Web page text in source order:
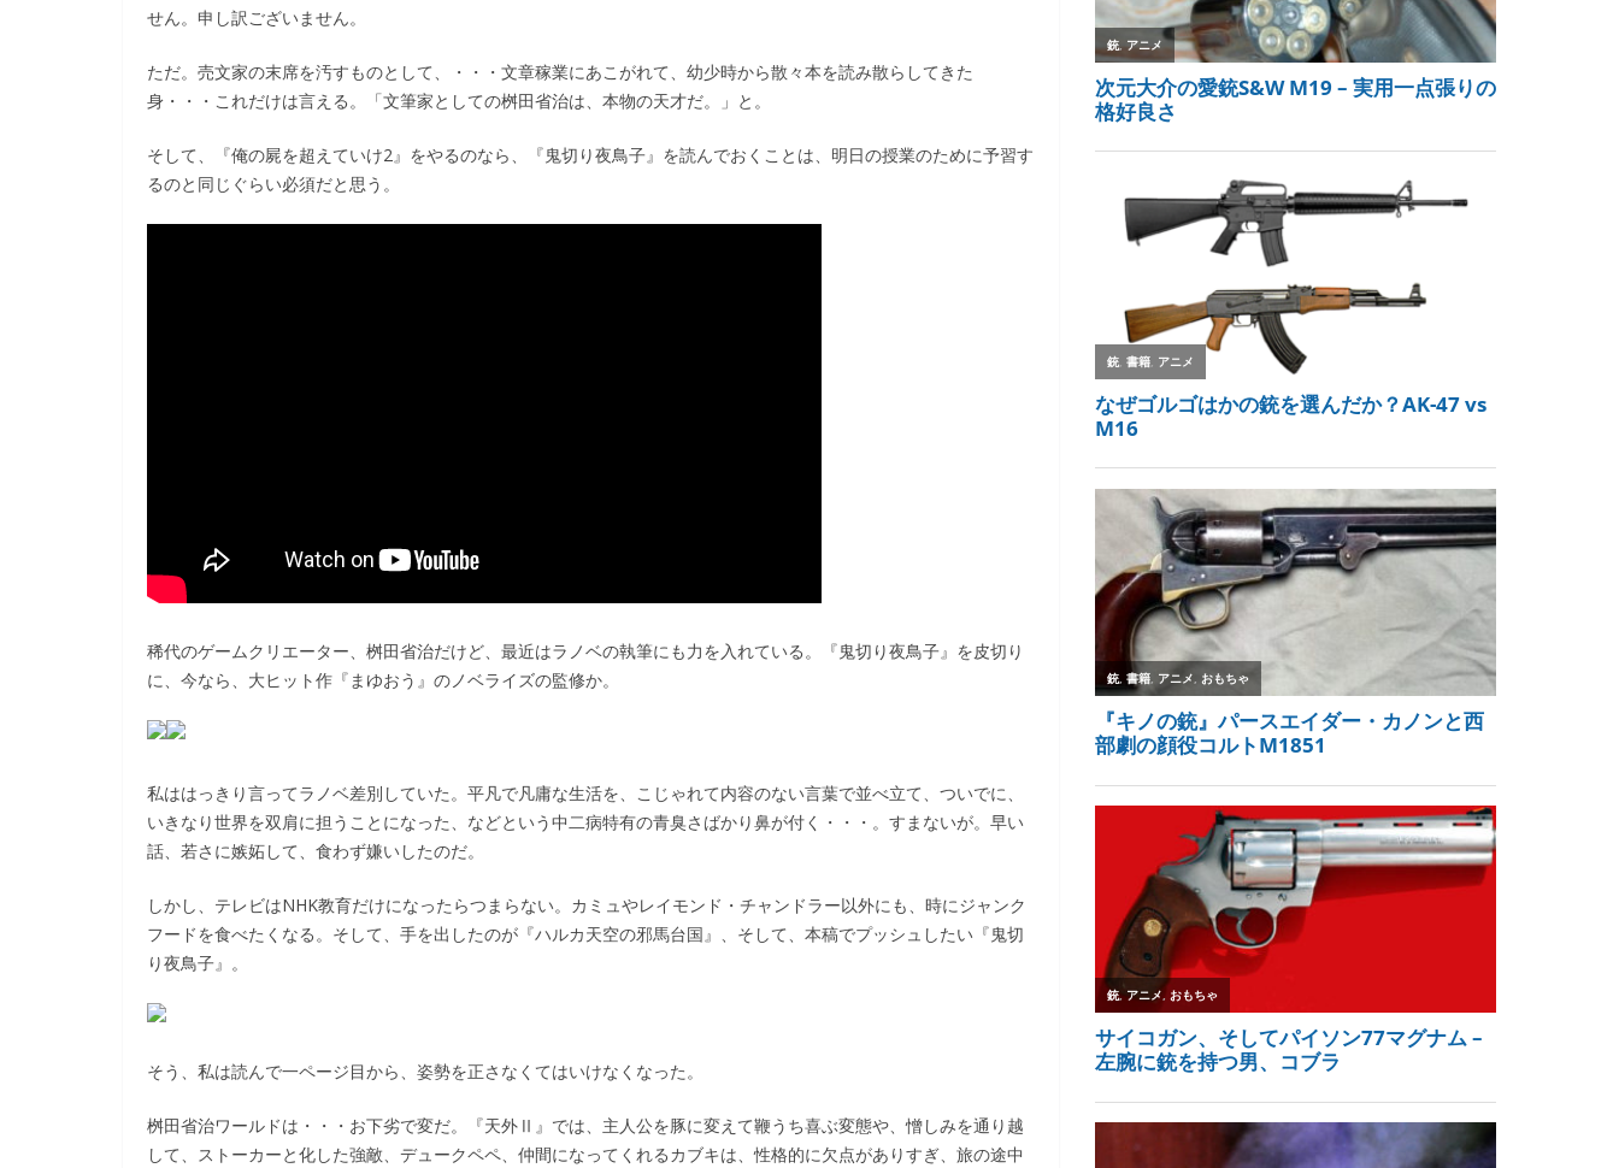
せん。申し訳ございません。
ただ。売文家の末席を汚すものとして、・・・文章稼業にあこがれて、幼少時から散々本を読み散らしてきた
身・・・これだけは言える。「文筆家としての桝田省治は、本物の天才だ。」と。
そして、『俺の屍を超えていけ2』をやるのなら、『鬼切り夜鳥子』を読んでおくことは、明日の授業のために予習す
るのと同じぐらい必須だと思う。
稀代のゲームクリエーター、桝田省治だけど、最近はラノベの執筆にも力を入れている。『鬼切り夜鳥子』を皮切り
に、今なら、大ヒット作『まゆおう』のノベライズの監修か。
私ははっきり言ってラノベ差別していた。平凡で凡庸な生活を、こじゃれて内容のない言葉で並べ立て、ついでに、
いきなり世界を双肩に担うことになった、などという中二病特有の青臭さばかり鼻が付く・・・。すまないが。早い
話、若さに嫉妬して、食わず嫌いしたのだ。
しかし、テレビはNHK教育だけになったらつまらない。カミュやレイモンド・チャンドラー以外にも、時にジャンク
フードを食べたくなる。そして、手を出したのが『ハルカ天空の邪馬台国』、そして、本稿でプッシュしたい『鬼切
り夜鳥子』。
そう、私は読んで一ページ目から、姿勢を正さなくてはいけなくなった。
桝田省治ワールドは・・・お下劣で変だ。『天外Ⅱ』では、主人公を豚に変えて鞭うち喜ぶ変態や、憎しみを通り越
して、ストーカーと化した強敵、デュークペペ、仲間になってくれるカブキは、性格的に欠点がありすぎ、旅の途中